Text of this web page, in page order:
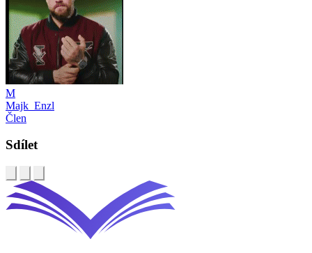
M
Majk_Enzl
Člen
Sdílet